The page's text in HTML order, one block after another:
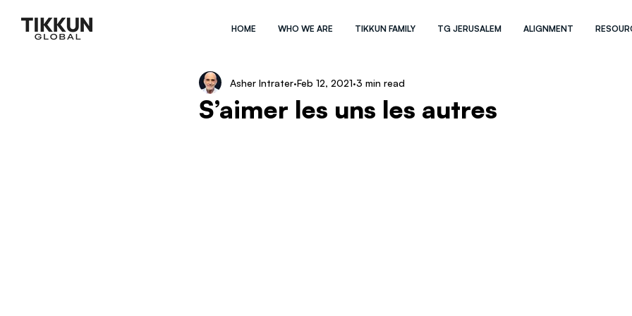
HOME WHO WE ARE TIKKUN FAMILY TG JERUSALEM ALIGNMENT
S’aimer les uns les autres
Asher Intrater Feb 12, 2021 3 min read